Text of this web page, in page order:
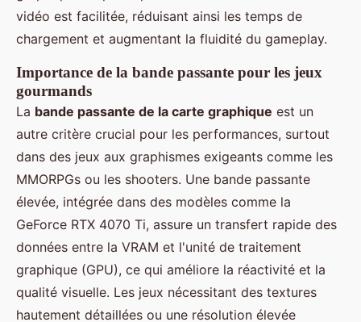
vidéo est facilitée, réduisant ainsi les temps de
chargement et augmentant la fluidité du gameplay.
Importance de la bande passante pour les jeux
gourmands
La bande passante de la carte graphique est un
autre critère crucial pour les performances, surtout
dans des jeux aux graphismes exigeants comme les
MMORPGs ou les shooters. Une bande passante
élevée, intégrée dans des modèles comme la
GeForce RTX 4070 Ti, assure un transfert rapide des
données entre la VRAM et l'unité de traitement
graphique (GPU), ce qui améliore la réactivité et la
qualité visuelle. Les jeux nécessitant des textures
hautement détaillées ou une résolution élevée